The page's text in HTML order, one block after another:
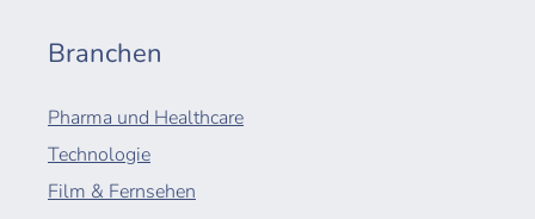
Branchen
Pharma und Healthcare
Technologie
Film & Fernsehen